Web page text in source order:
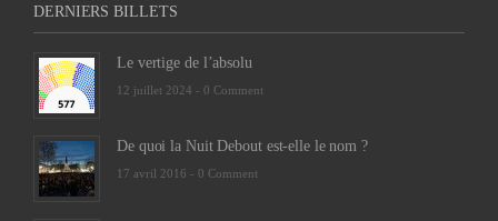
DERNIERS BILLETS
Le vertige de l’absolu
12 juillet 2024 - 0 Comment
De quoi la Nuit Debout est-elle le nom ?
17 avril 2016 - 0 Comment